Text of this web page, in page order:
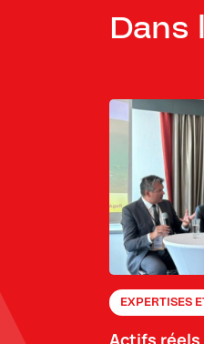
Dans
EXPERTISES
Actifs réels